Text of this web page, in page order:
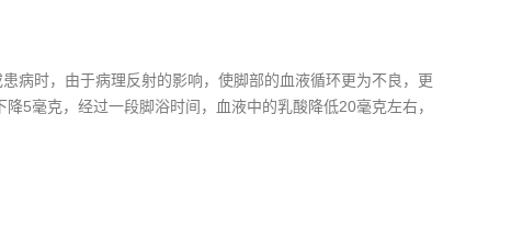
时，由于病理反射的影响，使脚部的血液循环更为不良，更
5毫克，经过一段脚浴时间，血液中的乳酸降低20毫克左右，